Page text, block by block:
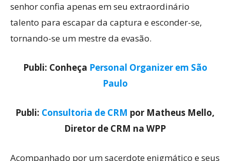
senhor confia apenas em seu extraordinário
talento para escapar da captura e esconder-se,
tornando-se um mestre da evasão.
Publi: Conheça Personal Organizer em São
Paulo
Publi: Consultoria de CRM por Matheus Mello,
Diretor de CRM na WPP
Acompanhado por um sacerdote enigmático e seus